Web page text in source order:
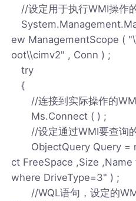
//设定用于执行WMI操作
ew ManagementScope (
oot\\cimv2" , Conn ) ;
try
{
//连接到实际操作的
Ms.Connect ( ) ;
//设定通过WMI要查询
ObjectQuery Query =
ct FreeSpace ,Size
where DriveType=3" ) ;
//WQL语句，设定的